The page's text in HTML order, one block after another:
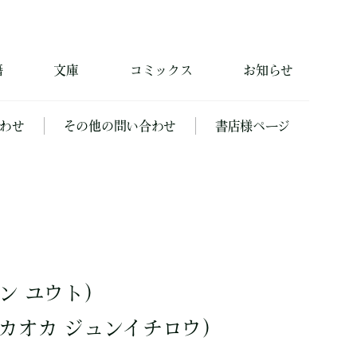
文庫 コミックス お知らせ
せ その他の問い合わせ 書店様ページ
ユウト）
オカ ジュンイチロウ）